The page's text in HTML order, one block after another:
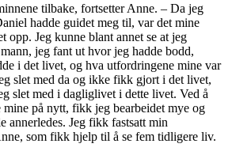
tilbake, fortsetter Anne. – Da jeg
hadde guidet meg til, var det mine
opp. Jeg kunne blant annet se at jeg
jeg fant ut hvor jeg hadde bodd,
i det livet, og hva utfordringene mine var
slet med da og ikke fikk gjort i det livet,
slet med i dagliglivet i dette livet. Ved å
mine på nytt, fikk jeg bearbeidet mye og
annerledes. Jeg fikk fastsatt min
som fikk hjelp til å se fem tidligere liv.